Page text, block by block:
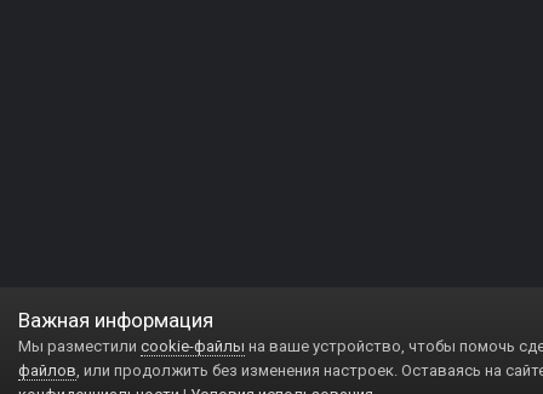
Важная информация
Мы разместили cookie-файлы на ваше устройство, чтобы помочь
файлов, или продолжить без изменения настроек. Оставаясь на